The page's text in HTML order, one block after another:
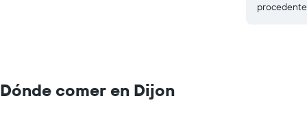
Dónde comer en Dijon